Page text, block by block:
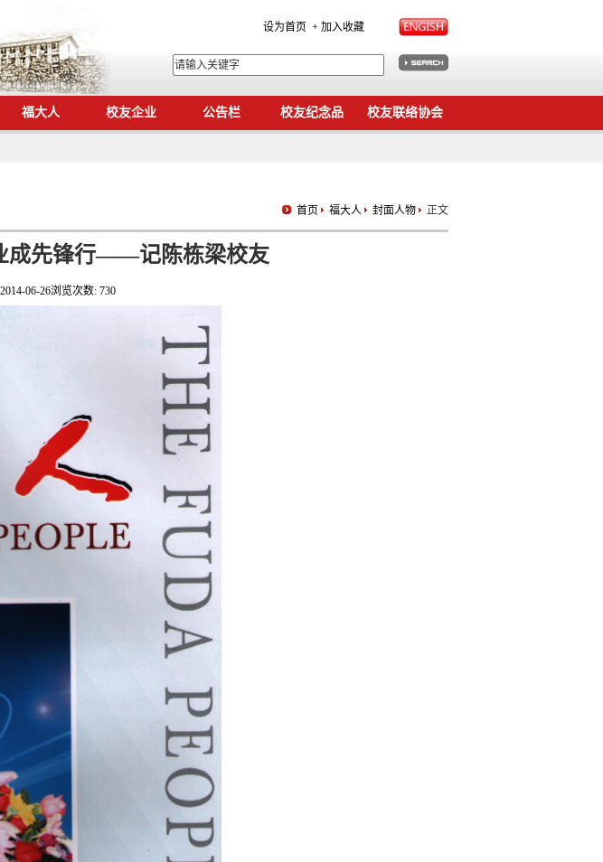
设为首页 + 加入收藏
福大人 校友企业 公告栏 校友纪念品 校友联络协会
首页 福大人 封面人物 正文
成先锋行——记陈栋梁校友
2014-06-26浏览次数: 730